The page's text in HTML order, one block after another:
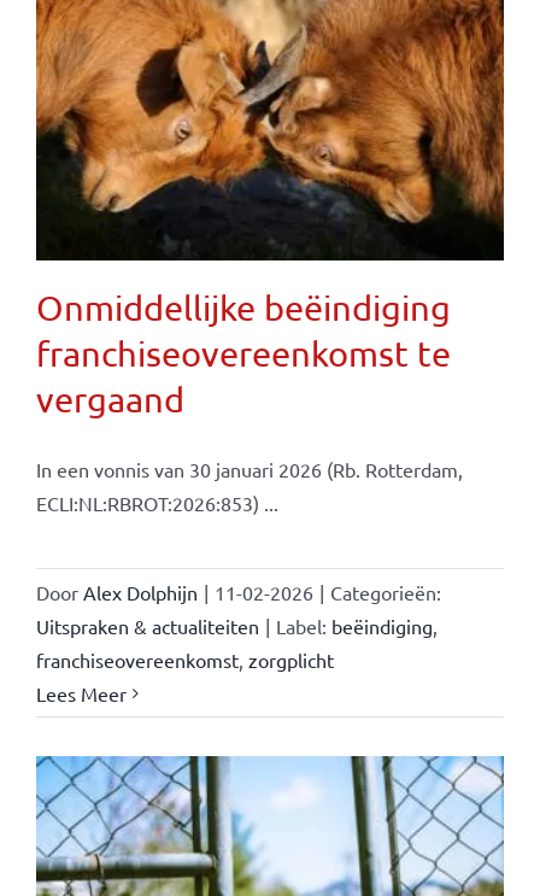
Onmiddellijke beëindiging
franchiseovereenkomst te
vergaand
In een vonnis van 30 januari 2026 (Rb. Rotterdam,
ECLI:NL:RBROT:2026:853) ...
Door Alex Dolphijn | 11-02-2026 | Categorieën:
Uitspraken & actualiteiten | Label: beëindiging
franchiseovereenkomst, zorgplicht
Lees Meer